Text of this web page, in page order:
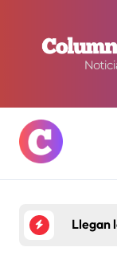
contenido